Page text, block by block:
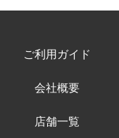
ご利用ガイド
会社概要
店舗一覧